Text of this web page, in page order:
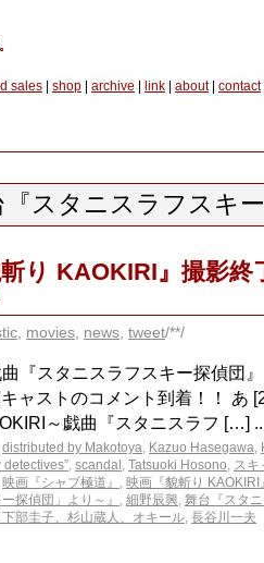
sales shop archive link about| contact
『スタニスラフスキ
り KAOKIRI』撮影終
movies news tweet/**/
『スタニスラフスキー探偵団
ャストのコメント到着！！ あ
～戯曲『スタニスラフ […]
distributed by Makotoya, Kazuo Hasegawa,
detectives”, scandal , Tatsuoki Hosono, スキ
映画『シャブ極道』 , 映画『貌斬り KAOKIRI
探偵団」より～』 , 細野辰興, 舞台『スタ
部圭子、杉山蔵人、オキール, 長谷川一夫